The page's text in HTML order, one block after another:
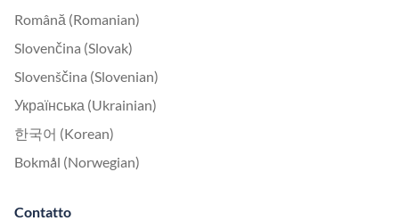
Română (Romanian)
Slovenčina (Slovak)
Slovenščina (Slovenian)
Українська (Ukrainian)
한국어 (Korean)
Bokmål (Norwegian)
Contatto